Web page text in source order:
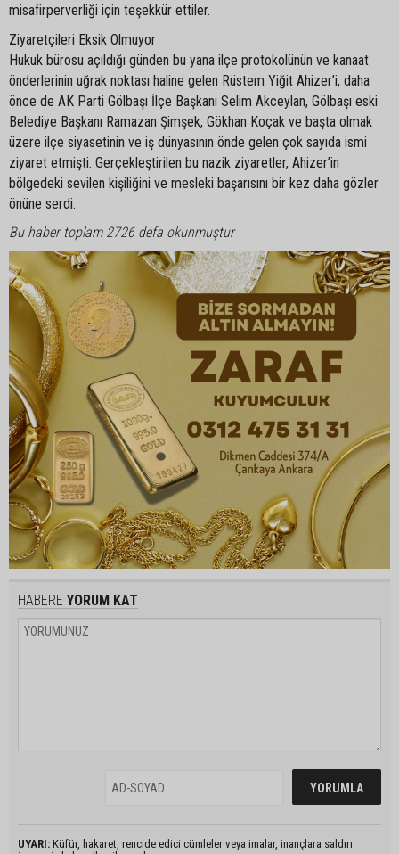
misafirperverliği için teşekkür ettiler.
Ziyaretçileri Eksik Olmuyor
Hukuk bürosu açıldığı günden bu yana ilçe protokolünün ve kanaat
önderlerinin uğrak noktası haline gelen Rüstem Yiğit Ahizer’i, daha
önce de AK Parti Gölbaşı İlçe Başkanı Selim Akceylan, Gölbaşı eski
Belediye Başkanı Ramazan Şimşek, Gökhan Koçak ve başta olmak
üzere ilçe siyasetinin ve iş dünyasının önde gelen çok sayıda ismi
ziyaret etmişti. Gerçekleştirilen bu nazik ziyaretler, Ahizer’in
bölgedeki sevilen kişiliğini ve mesleki başarısını bir kez daha gözler
önüne serdi.
Bu haber toplam 2726 defa okunmuştur
HABERE YORUM KAT
UYARI: Küfür, hakaret, rencide edici cümleler veya imalar, inançlara saldırı